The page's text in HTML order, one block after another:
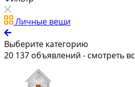
Личные вещи
Выберите категорию
20 137 объявлений - смотреть